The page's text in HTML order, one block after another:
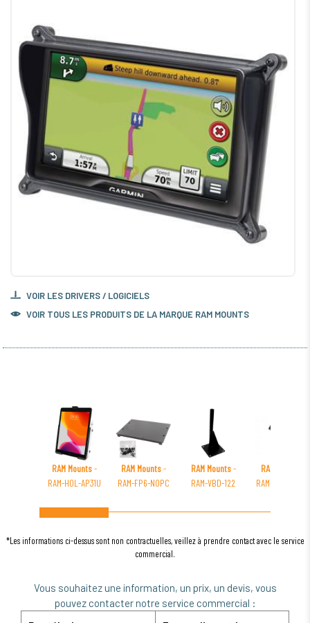
VOIR LES DRIVERS / LOGICIELS
VOIR TOUS LES PRODUITS DE LA MARQUE RAM MOUNTS
RAM Mounts-
RAM-HOL-AP31U
RAM Mounts-
RAM-FP6-NOPC
RAM Mounts-
RAM-VBD-122
RAM Mounts
RAM-B-138-MA12
*Les informations ci-dessus sont non contractuelles, veillez à prendre contact avec le service
commercial.
Vous souhaitez une information, un prix, un devis, vous
pouvez contacter notre service commercial :